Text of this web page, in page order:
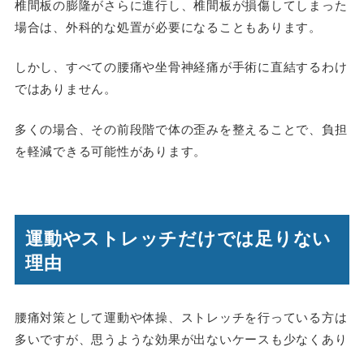
椎間板の膨隆がさらに進行し、椎間板が損傷してしまった
場合は、外科的な処置が必要になることもあります。
しかし、すべての腰痛や坐骨神経痛が手術に直結するわけ
ではありません。
多くの場合、その前段階で体の歪みを整えることで、負担
を軽減できる可能性があります。
運動やストレッチだけでは足りない
理由
腰痛対策として運動や体操、ストレッチを行っている方は
多いですが、思うような効果が出ないケースも少なくあり